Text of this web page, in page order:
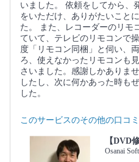
いました。 依頼をしてから、
をいただけ、ありがたいこと
た。 また、レコーダーのリモ
ていて、テレビのリモコンで
度「リモコン同梱」と伺い、
ろ、使えなかったリモコンも
さいました。感謝しかありま
したし、次に何かあった時も
した。
このサービスのその他の口コ
【DVD
Osanai Soft